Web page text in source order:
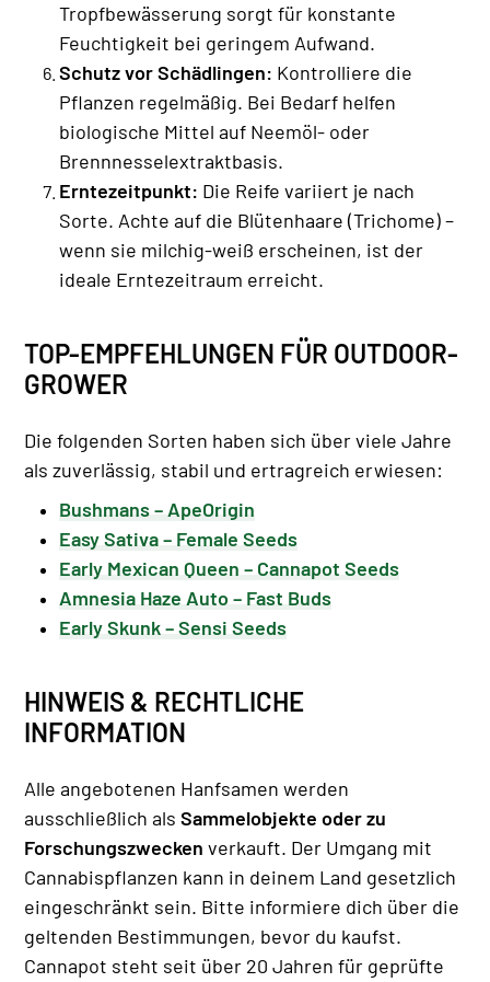
Tropfbewässerung sorgt für konstante
Feuchtigkeit bei geringem Aufwand.
Schutz vor Schädlingen: Kontrolliere die
Pflanzen regelmäßig. Bei Bedarf helfen
biologische Mittel auf Neemöl- oder
Brennnesselextraktbasis.
Erntezeitpunkt: Die Reife variiert je nach
Sorte. Achte auf die Blütenhaare (Trichome) –
wenn sie milchig-weiß erscheinen, ist der
ideale Erntezeitraum erreicht.
TOP-EMPFEHLUNGEN FÜR OUTDOOR-
GROWER
Die folgenden Sorten haben sich über viele Jahre
als zuverlässig, stabil und ertragreich erwiesen:
Bushmans – ApeOrigin
Easy Sativa – Female Seeds
Early Mexican Queen – Cannapot Seeds
Amnesia Haze Auto – Fast Buds
Early Skunk – Sensi Seeds
HINWEIS & RECHTLICHE
INFORMATION
Alle angebotenen Hanfsamen werden
ausschließlich als Sammelobjekte oder zu
Forschungszwecken verkauft. Der Umgang mit
Cannabispflanzen kann in deinem Land gesetzlich
eingeschränkt sein. Bitte informiere dich über die
geltenden Bestimmungen, bevor du kaufst.
Cannapot steht seit über 20 Jahren für geprüfte